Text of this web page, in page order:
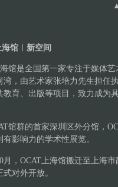
馆︱新空间
馆是全国第一家专注于媒体
湾，由艺术家张培力先生担任
教育、出版等项目，致力成为
馆群的首家深圳区外分馆，
有影响力的学术性展览。
月，OCAT上海馆搬迁至上海
对外开放。